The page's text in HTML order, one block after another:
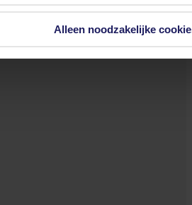
Alleen noodzakelijke